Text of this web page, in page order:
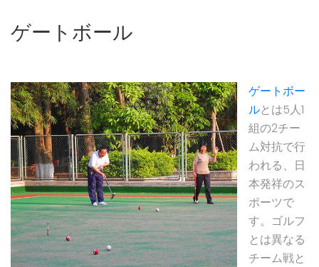
ゲートボール
ゲートボー
ルとは5人1
組の2チー
ム対抗で行
われる、日
本発祥のス
ポーツで
す。ゴルフ
とは異なる
チーム戦と